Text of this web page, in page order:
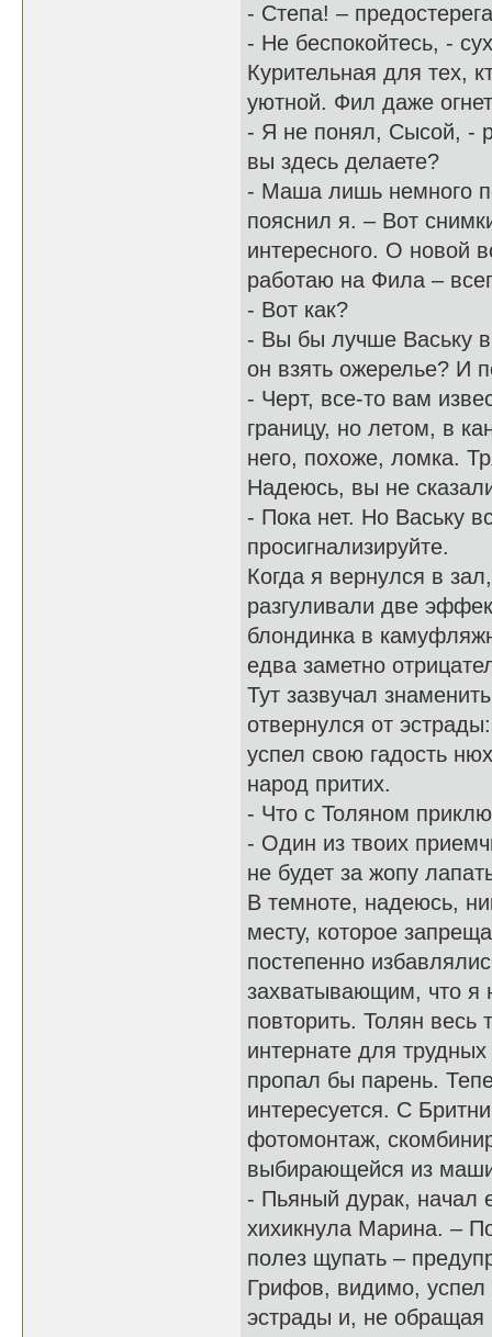
- Степа! –
- Не беспокойтесь, -
Курительная для тех,
уютной. Фил даже
- Я не понял, Сысой, -
вы здесь делаете?
- Маша лишь немного
пояснил я. – Вот
интересного. О новой
работаю на Фила –
- Вот как?
- Вы бы лучше Ваську в
он взять ожерелье? И
- Черт, все-то вам
границу, но летом, в
него, похоже, ломка.
Надеюсь, вы не
- Пока нет. Но Ваську
просигнализируйте.
Когда я вернулся в
разгуливали две
блондинка в
едва заметно
Тут зазвучал
отвернулся от
успел свою гадость
народ притих.
- Что с Толяном
- Один из твоих
не будет за жопу
В темноте, надеюсь,
месту, которое
постепенно
захватывающим, что я
повторить. Толян
интернате для
пропал бы парень.
интересуется. С
фотомонтаж,
выбирающейся из
- Пьяный дурак, начал
хихикнула Марина. –
полез щупать –
Грифов, видимо,
эстрады и, не обращая